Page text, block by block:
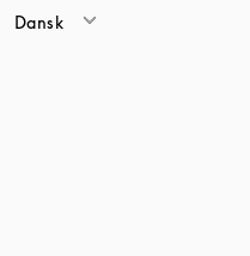
Dansk